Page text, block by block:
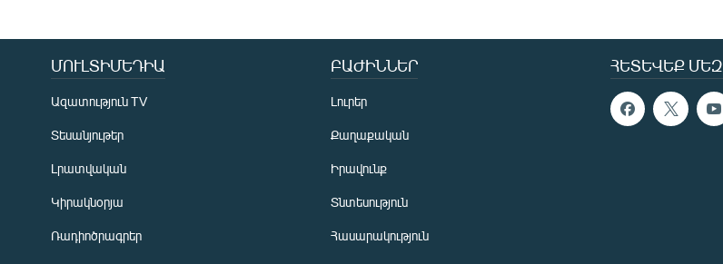
ՀԵՏԵՎԵՔ ՄԵԶ
ՄՈՒԼՏԻՄԵԴԻԱ
Ազատություն TV
Տեսանյութեր
Լրատվական
Կիրակնօրյա
Ռադիոծրագրեր
ԲԱԺԻՆՆԵՐ
Լուրեր
Քաղաքական
Իրավունք
Տնտեսություն
Հասարակություն